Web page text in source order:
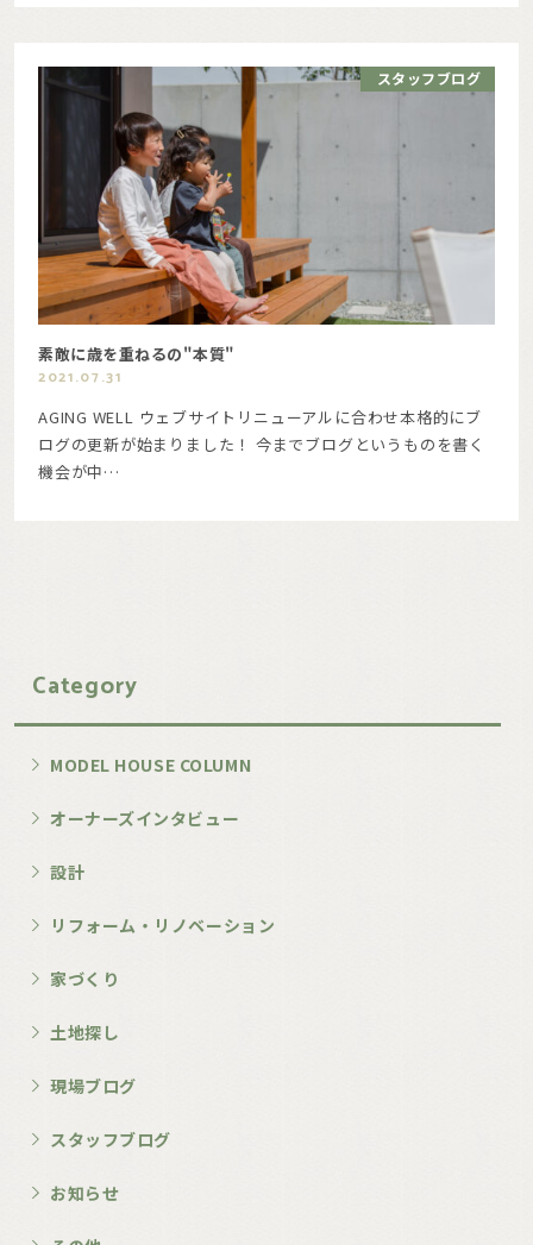
スタッフブログ
素敵に歳を重ねるの"本質"
2021.07.31
AGING WELL ウェブサイトリニューアルに合わせ本格的にブ
ログの更新が始まりました！ 今までブログというものを書く
機会が中…
Category
MODEL HOUSE COLUMN
オーナーズインタビュー
設計
リフォーム・リノベーション
家づくり
土地探し
現場ブログ
スタッフブログ
お知らせ